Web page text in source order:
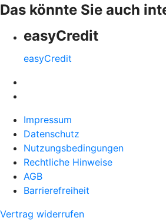
Das könnte Sie auch
easyCredit
easyCredit
Impressum
Datenschutz
Nutzungsbedingungen
Rechtliche Hinweise
AGB
Barrierefreiheit
Vertrag widerrufen